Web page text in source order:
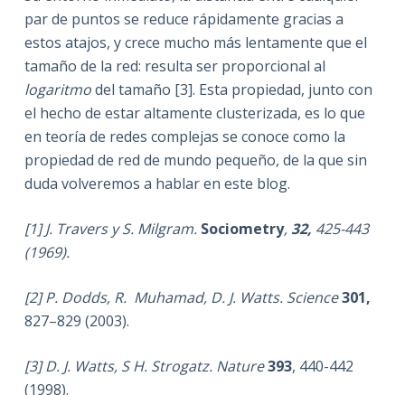
par de puntos se reduce rápidamente gracias a
estos atajos, y crece mucho más lentamente que el
tamaño de la red: resulta ser proporcional al
logaritmodel tamaño [3]. Esta propiedad, junto con
el hecho de estar altamente clusterizada, es lo que
en teoría de redes complejas se conoce como la
propiedad de red de mundo pequeño, de la que sin
duda volveremos a hablar en este blog.
[1] J. Traversy S. Milgram. Sociometry, 32, 425-443
(1969).
[2] P. Dodds, R. Muhamad, D. J. Watts. Science301,
827–829 (2003).
[3] D. J. Watts, S H. Strogatz. Nature393, 440-442
(1998).